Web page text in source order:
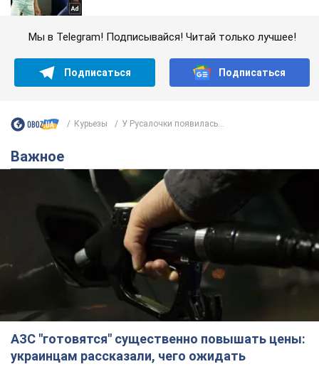
Мы в Telegram! Подписывайся! Читай только лучшее!
Подписаться Подписаться
Курьезы У Русалочки появилась...
Важное
АЗС "готовятся" существенно повышать цены:
украинцам рассказали, чего ожидать